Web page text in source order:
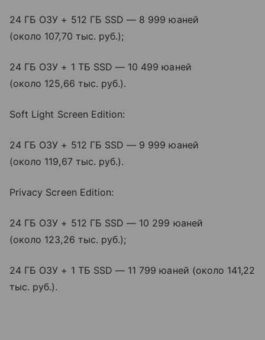
24 ГБ ОЗУ + 512 ГБ SSD — 8 999 юаней
(около 107,70 тыс. руб.);
24 ГБ ОЗУ + 1 ТБ SSD — 10 499 юаней
(около 125,66 тыс. руб.).
Soft Light Screen Edition:
24 ГБ ОЗУ + 512 ГБ SSD — 9 999 юаней
(около 119,67 тыс. руб.).
Privacy Screen Edition:
24 ГБ ОЗУ + 512 ГБ SSD — 10 299 юаней
(около 123,26 тыс. руб.);
24 ГБ ОЗУ + 1 ТБ SSD — 11 799 юаней (около 141,22
тыс. руб.).